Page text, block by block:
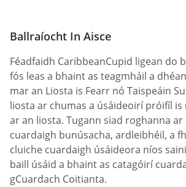
Ballraíocht In Aisce
Féadfaidh CaribbeanCupid ligean do
fós leas a bhaint as teagmháil a
mar an Liosta is Fearr nó Taispeáin
liosta ar chumas a úsáideoirí próifíl is
ar an liosta. Tugann siad roghanna ar
cuardaigh bunúsacha, ardleibhéil, a
cluiche cuardaigh úsáideora níos
baill úsáid a bhaint as catagóirí
gCuardach Coitianta.